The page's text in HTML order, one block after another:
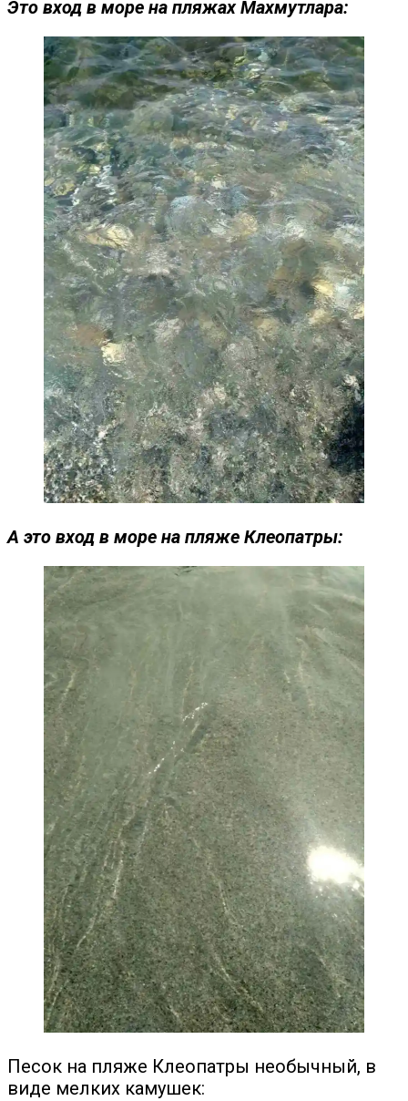
Это вход в море на пляжах Махмутлара:
А это вход в море на пляже Клеопатры:
Песок на пляже Клеопатры необычный, в
виде мелких камушек: